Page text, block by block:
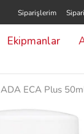
Siparişlerim
Ekipmanlar
ADA ECA Plus